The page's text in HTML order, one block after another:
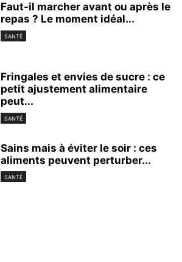
Faut-il marcher avant ou après le
repas ? Le moment idéal...
SANTÉ
Fringales et envies de sucre : ce
petit ajustement alimentaire
peut...
SANTÉ
Sains mais à éviter le soir : ces
aliments peuvent perturber...
SANTÉ